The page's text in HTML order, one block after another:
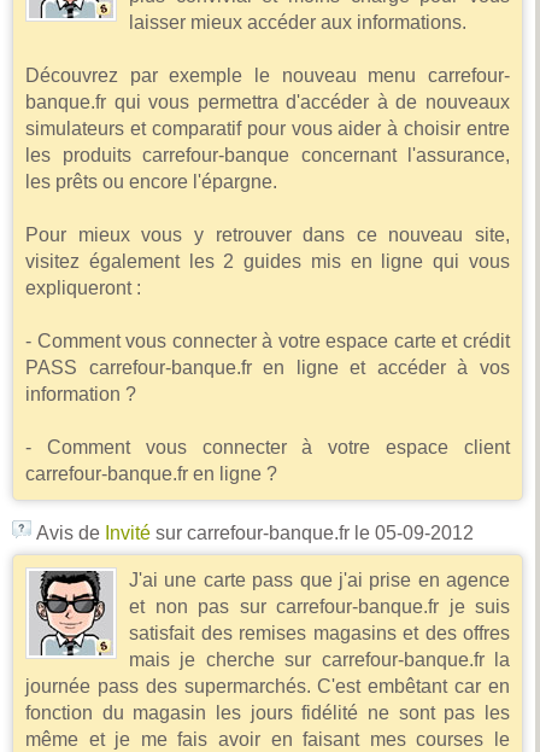
laisser mieux accéder aux informations.
Découvrez par exemple le nouveau menu carrefour-
banque.fr qui vous permettra d'accéder à de nouveaux
simulateurs et comparatif pour vous aider à choisir entre
les produits carrefour-banque concernant l'assurance,
les prêts ou encore l'épargne.
Pour mieux vous y retrouver dans ce nouveau site,
visitez également les 2 guides mis en ligne qui vous
expliqueront :
- Comment vous connecter à votre espace carte et crédit
PASS carrefour-banque.fr en ligne et accéder à vos
information ?
- Comment vous connecter à votre espace client
carrefour-banque.fr en ligne ?
Avis de Invité sur carrefour-banque.fr le 05-09-2012
J'ai une carte pass que j'ai prise en agence
et non pas sur carrefour-banque.fr je suis
satisfait des remises magasins et des offres
mais je cherche sur carrefour-banque.fr la
journée pass des supermarchés. C'est embêtant car en
fonction du magasin les jours fidélité ne sont pas les
même et je me fais avoir en faisant mes courses le